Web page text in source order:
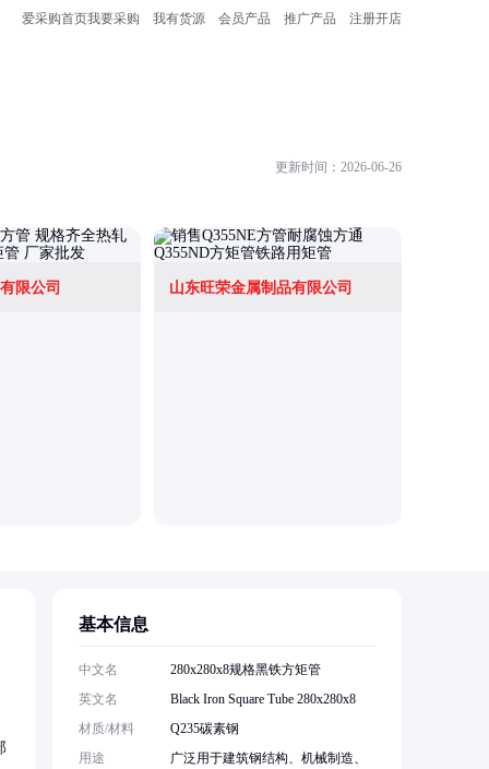
爱采购首页我要采购 我有货源 会员产品 推广产品 注册开店
更新时间：2026-06-26
限公司 山东旺荣金属制品有限公司
基本信息
中文名
280x280x8规格黑铁方矩管
英文名
Black Iron Square Tube 280x280x8
材质/材料
Q235碳素钢
用途
广泛用于建筑钢结构、机械制造、